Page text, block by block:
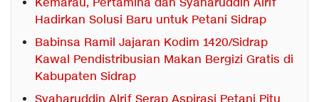
Kemarau, Pertamina dan Syaharuddin Alrif
Hadirkan Solusi Baru untuk Petani Sidrap
Babinsa Ramil Jajaran Kodim 1420/Sidrap
Kawal Pendistribusian Makan Bergizi Gratis di
Kabupaten Sidrap